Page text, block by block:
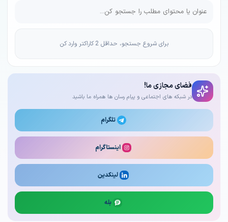
برای شروع جستجو، حداقل 2 کاراکتر وارد کن
فضای مجازی ما!
در شبکه های اجتماعی و پیام رسان ها همراه ما باشید
تلگرام
اینستاگرام
لینکدین
بله